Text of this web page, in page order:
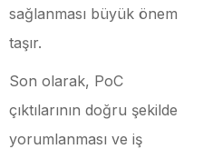
sağlanması büyük önem
taşır.
Son olarak, PoC
çıktılarının doğru şekilde
yorumlanması ve iş